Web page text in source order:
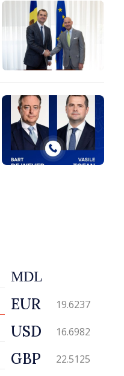
MDL
EUR 19.6237
USD 16.6982
GBP 22.5125